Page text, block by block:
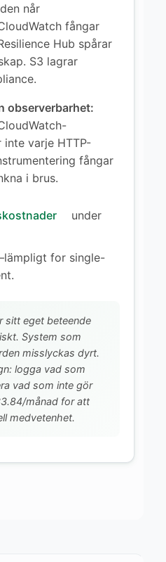
når
fångar
Hub spårar
S3 lagrar
observerbarhet:
inte varje HTTP-
fångar
i brus.
under
for single-
sitt eget beteende
System som
misslyckas dyrt.
logga vad som
vad som inte gör
månad for att
medvetenhet.